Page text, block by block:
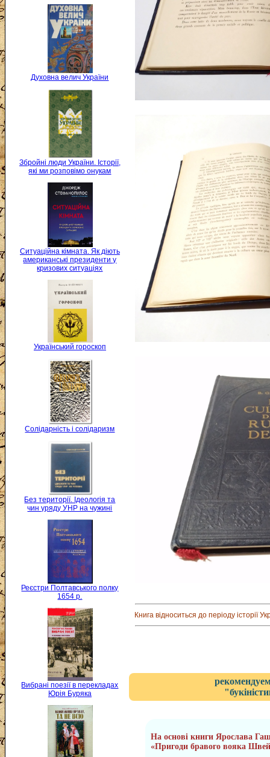
Духовна велич України
Збройні люди України. Історії,
які ми розповімо онукам
Ситуаційна кімната. Як діють
американські президенти у
кризових ситуаціях
Український гороскоп
Солідарність і солідаризм
Без території. Ідеологія та
чин уряду УНР на чужині
Реєстри Полтавського полку
1654 р.
Вибрані поезії в перекладах
Юрія Буряка
Книга відноситься до періоду історії
На основі книги Ярослава
«Пригоди бравого вояка